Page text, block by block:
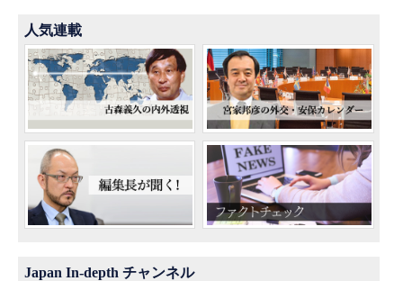
人気連載
Japan In-depth チャンネル